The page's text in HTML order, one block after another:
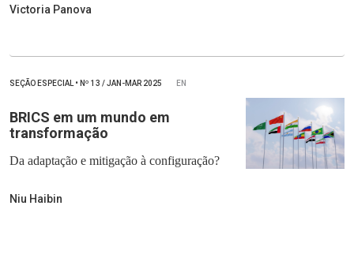
Victoria Panova
SEÇÃO ESPECIAL• Nº 13 / JAN-MAR 2025 EN
BRICS em um mundo em
transformação
Da adaptação e mitigação à configuração?
Niu Haibin